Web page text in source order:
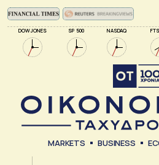
DOW JONES SP 500 NASDAQ
MARKETS BUSINESS